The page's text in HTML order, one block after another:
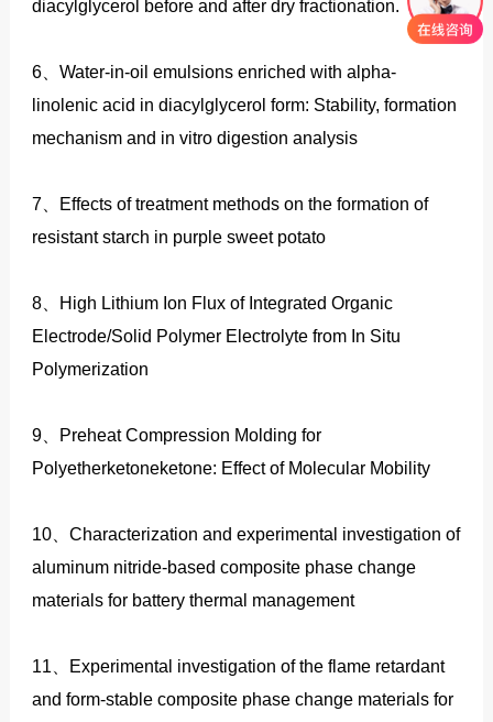
diacylglycerol before and after dry fractionation.
6、Water-in-oil emulsions enriched with alpha-
linolenic acid in diacylglycerol form: Stability, formation
mechanism and in vitro digestion analysis
7、Effects of treatment methods on the formation of
resistant starch in purple sweet potato
8、High Lithium Ion Flux of Integrated Organic
Electrode/Solid Polymer Electrolyte from In Situ
Polymerization
9、Preheat Compression Molding for
Polyetherketoneketone: Effect of Molecular Mobility
10、Characterization and experimental investigation of
aluminum nitride-based composite phase change
materials for battery thermal management
11、Experimental investigation of the flame retardant
and form-stable composite phase change materials for